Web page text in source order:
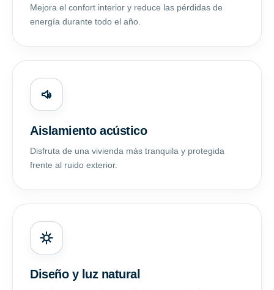
Mejora el confort interior y reduce las pérdidas de
energía durante todo el año.
Aislamiento acústico
Disfruta de una vivienda más tranquila y protegida
frente al ruido exterior.
Diseño y luz natural